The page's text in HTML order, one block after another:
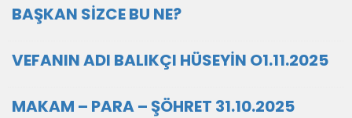
BAŞKAN SİZCE BU NE?
VEFANIN ADI BALIKÇI HÜSEYİN O1.11.2025
MAKAM – PARA – ŞÖHRET 31.10.2025